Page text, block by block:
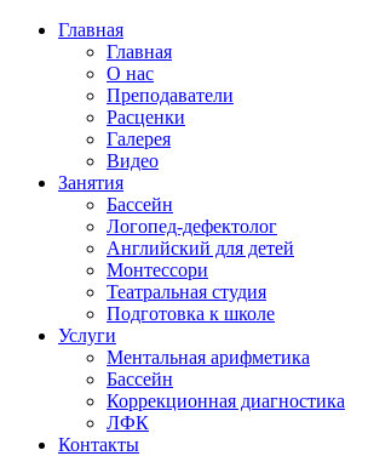
Главная
Главная
О нас
Преподаватели
Расценки
Галерея
Видео
Занятия
Бассейн
Логопед-дефектолог
Английский для детей
Монтессори
Театральная студия
Подготовка к школе
Услуги
Ментальная арифметика
Бассейн
Коррекционная диагностика
ЛФК
Контакты